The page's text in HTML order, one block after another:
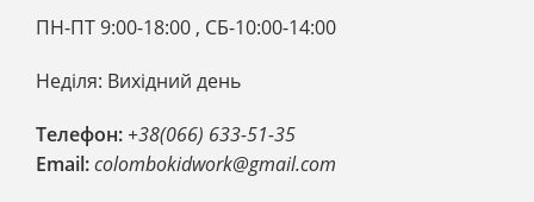
ПН-ПТ 9:00-18:00 , CБ-10:00-14:00
Неділя: Вихідний день
Телефон: +38(066) 633-51-35
Email:colombokidwork@gmail.com